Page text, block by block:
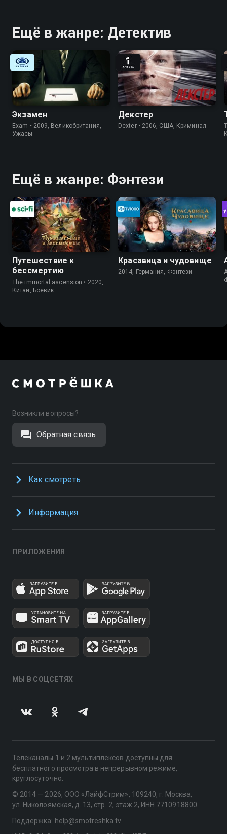
Ещё в жанре: Детектив
Экзамен
Exam • 2009, Великобритания,
Ужасы
Декстер
Dexter • 2006, США, Криминал
Ещё в жанре: Фэнтези
Путешествие к
бессмертию
The immortal ascension • 2020,
Китай, Боевик
Красавица и чудовище
2014, Германия, Фэнтези
Возникли вопросы?
Обратная связь
Как смотреть
Информация
ПРИЛОЖЕНИЯ
МЫ В СОЦСЕТЯХ
Телеканалы 1 и 2 мультиплексов доступны для
бесплатного просмотра в непрерывном режиме,
круглосуточно.
© 2014 — 2026, ООО «ЛайфСтрим», 109240, г. Москва,
ул. Николоямская, д. 13, стр. 2, этаж 2, ИНН 7710918800
Поддержка: help@smotreshka.tv